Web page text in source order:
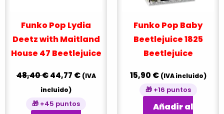
Funko Pop Lydia
Deetz with Maitland
House 47 Beetlejuice
48,40€ 44,77 € (IVA
incluido)
🎁 +45 puntos
Funko Pop Baby
Beetlejuice 1825
Beetlejuice
15,90 € (IVA incluido)
🎁 +16 puntos
Añadir al